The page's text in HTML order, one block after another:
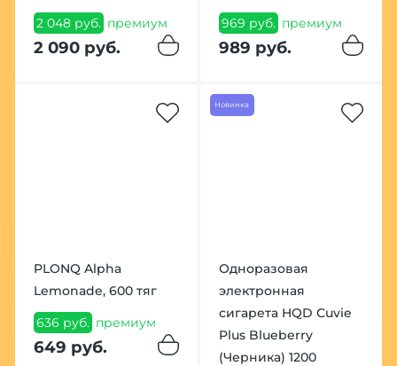
2 048 руб. премиум
2 090 руб.
969 руб. премиум
989 руб.
PLONQ Alpha
Lemonade, 600 тяг
636 руб. премиум
649 руб.
Новинка
Одноразовая
электронная
сигарета HQD Cuvie
Plus Blueberry
(Черника) 1200